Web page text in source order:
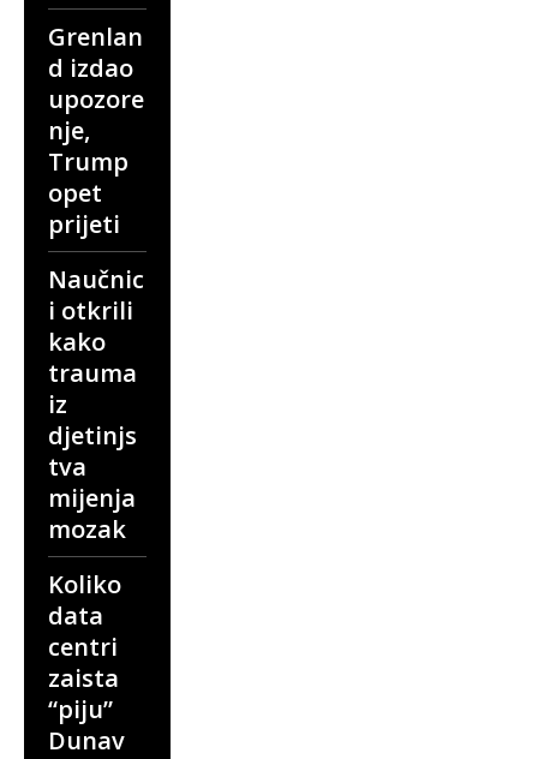
Grenlan
d izdao
upozore
nje,
Trump
opet
prijeti
Naučnic
i otkrili
kako
trauma
iz
djetinjs
tva
mijenja
mozak
Koliko
data
centri
zaista
“piju”
Dunav